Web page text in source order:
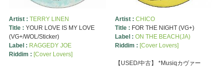
Artist : TERRY LINEN
Title : YOUR LOVE IS MY LOVE
(VG+/WOL/Sticker)
Label : RAGGEDY JOE
Riddim : [Cover Lovers]
Artist : CHICO
Title : FOR THE NIGHT (VG+)
Label : ON THE BEACH(JA)
Riddim : [Cover Lovers]
【USED/中古】 *Musiqカヴァー